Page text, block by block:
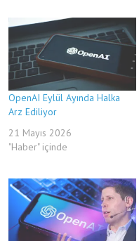
OpenAI Eylül Ayında Halka
Arz Ediliyor
21 Mayıs 2026
"Haber" içinde